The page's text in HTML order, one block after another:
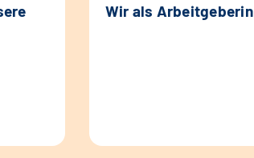
Wir als Arbeitgeberin